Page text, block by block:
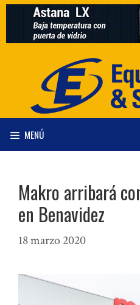
Saltar
contenido
MENÚ
Makro arribará
en Benavidez
18 marzo 2020